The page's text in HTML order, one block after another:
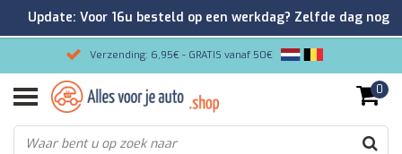
Verzending: 6,95€ - GRATIS vanaf 50€
Gemakkelijk bestellen/Veilig betalen
9.2/10 Klantenrating via Kiyoh!
0
Update: Voor 16u besteld op een werkdag? Zelfde dag nog
verzonden!